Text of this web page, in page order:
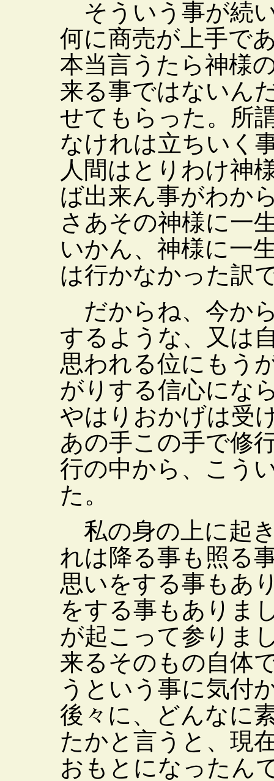
そういう事が続
何に商売が上手で
本当言うたら神様
来る事ではないん
せてもらった。所
なけれは立ちいく
人間はとりわけ神
ば出来ん事がわか
さあその神様に一
いかん、神様に一
は行かなかった訳
だからね、今か
するような、又は
思われる位にもう
がりする信心にな
やはりおかげは受
あの手この手で修
行の中から、こう
た。
私の身の上に起
れは降る事も照る
思いをする事もあ
をする事もありま
が起こって参りま
来るそのもの自体
うという事に気付
後々に、どんなに
たかと言うと、現
おもとになったん